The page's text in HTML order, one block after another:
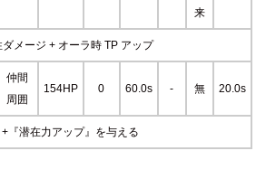
来
メージ + オーラ時 TP アップ
仲間
周囲
154HP 0 60.0s - 無 20.0s
『潜在力アップ』を与える